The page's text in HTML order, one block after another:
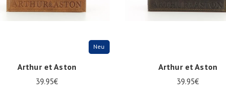
Neu
Arthur et Aston
39.95€
Arthur et Aston
39.95€